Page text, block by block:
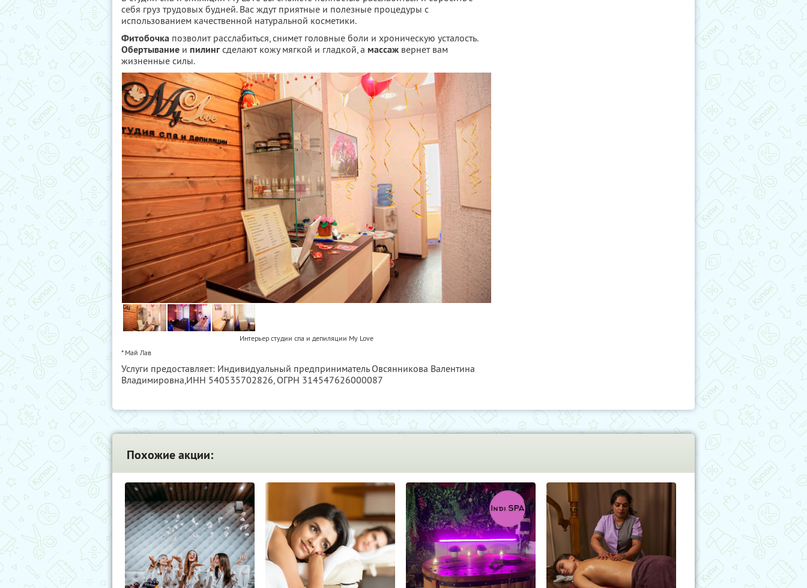
себя груз трудовых будней. Вас ждут приятные и полезные процедуры с
использованием качественной натуральной косметики.
Фитобочка позволит расслабиться, снимет головные боли и хроническую усталость.
Обертывание и пилинг сделают кожу мягкой и гладкой, а массаж вернет вам
жизненные силы.
Интерьер студии спа и депиляции My Love
* Май Лав
Услуги предоставляет: Индивидуальный предприниматель Овсянникова Валентина
Владимировна,ИНН 540535702826, ОГРН 314547626000087
Похожие акции: